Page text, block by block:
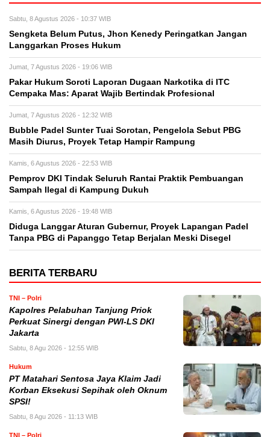
Sabtu, 8 Agustus 2026 - 10:37 WIB
Sengketa Belum Putus, Jhon Kenedy Peringatkan Jangan
Langgarkan Proses Hukum
Jumat, 7 Agustus 2026 - 19:06 WIB
Pakar Hukum Soroti Laporan Dugaan Narkotika di ITC
Cempaka Mas: Aparat Wajib Bertindak Profesional
Jumat, 7 Agustus 2026 - 12:32 WIB
Bubble Padel Sunter Tuai Sorotan, Pengelola Sebut PBG
Masih Diurus, Proyek Tetap Hampir Rampung
Kamis, 6 Agustus 2026 - 22:53 WIB
Pemprov DKI Tindak Seluruh Rantai Praktik Pembuangan
Sampah Ilegal di Kampung Dukuh
Kamis, 6 Agustus 2026 - 19:48 WIB
Diduga Langgar Aturan Gubernur, Proyek Lapangan Padel
Tanpa PBG di Papanggo Tetap Berjalan Meski Disegel
BERITA TERBARU
TNI – Polri
Kapolres Pelabuhan Tanjung Priok
Perkuat Sinergi dengan PWI-LS DKI
Jakarta
Sabtu, 8 Agu 2026 - 12:55 WIB
Hukum
PT Matahari Sentosa Jaya Klaim Jadi
Korban Eksekusi Sepihak oleh Oknum
SPSI!
Sabtu, 8 Agu 2026 - 11:13 WIB
TNI – Polri